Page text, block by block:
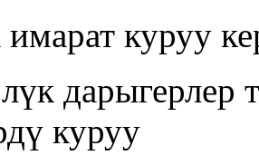
куруу
дарыгерлер
куруу